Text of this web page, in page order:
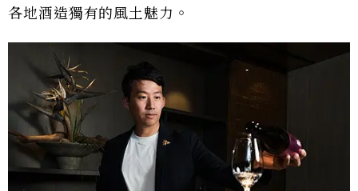
各地酒造獨有的風土魅力。